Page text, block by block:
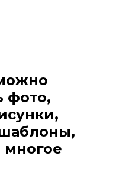
фото,
многое